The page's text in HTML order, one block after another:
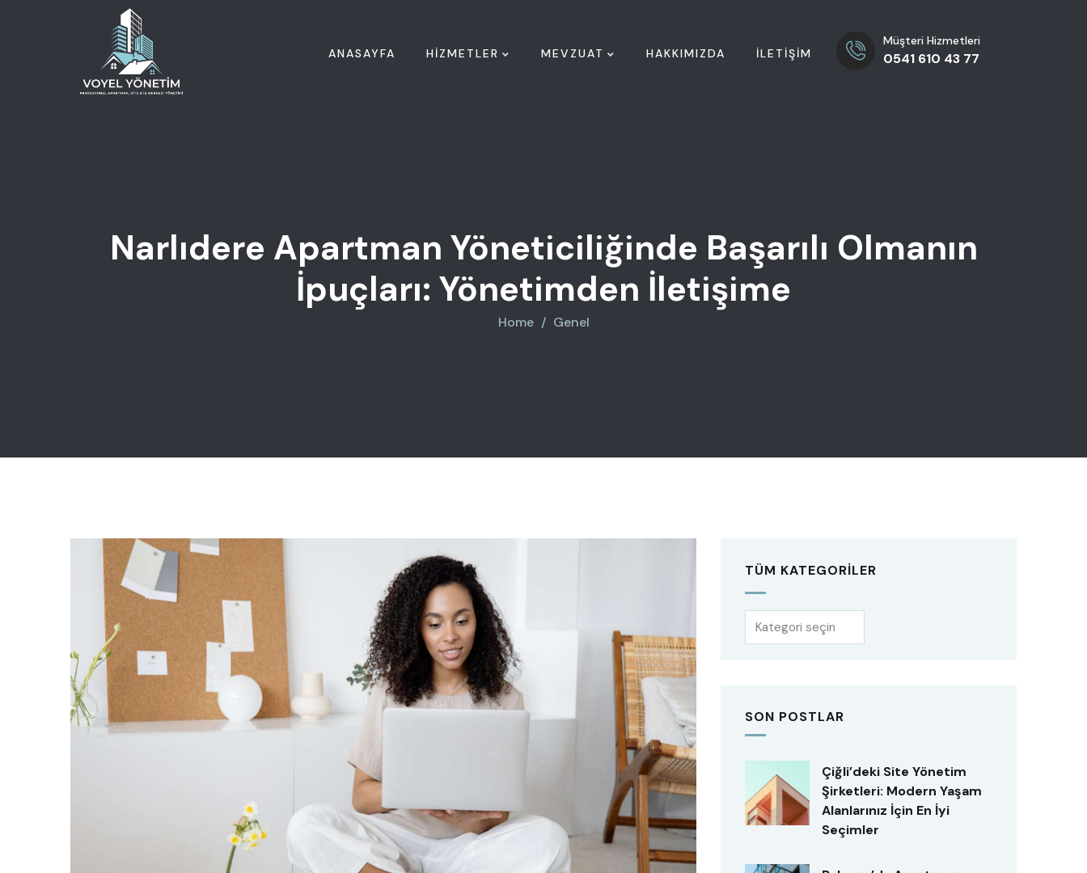
ANASAYFA HIZMETLER MEVZUAT HAKKIMIZDA İLETIŞIM
Müşteri Hizmetleri
0541 610 43 77
Narlıdere Apartman Yöneticiliğinde Başarılı Olmanın
İpuçları: Yönetimden İletişime
Home Genel
TÜM KATEGORILER
SON POSTLAR
Çiğli’deki Site Yönetim
Şirketleri: Modern Yaşam
Alanlarınız İçin En İyi
Seçimler